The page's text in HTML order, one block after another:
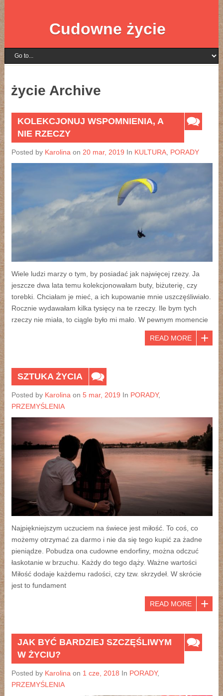
Cudowne życie
życie Archive
KOLEKCJONUJ WSPOMNIENIA, A
NIE RZECZY
Posted by Karolina on 20 mar, 2019 In KULTURA, PORADY
Wiele ludzi marzy o tym, by posiadać jak najwięcej rzezy. Ja
jeszcze dwa lata temu kolekcjonowałam buty, biżuterię, czy
torebki. Chciałam je mieć, a ich kupowanie mnie uszczęśliwiało.
Rocznie wydawałam kilka tysięcy na te rzeczy. Ile bym tych
rzeczy nie miała, to ciągle było mi mało. W pewnym momencie
READ MORE
SZTUKA ŻYCIA
Posted by Karolina on 5 mar, 2019 In PORADY,
PRZEMYŚLENIA
Najpiękniejszym uczuciem na świece jest miłość. To coś, co
możemy otrzymać za darmo i nie da się tego kupić za żadne
pieniądze. Pobudza ona cudowne endorfiny, można odczuć
łaskotanie w brzuchu. Każdy do tego dąży. Ważne wartości
Miłość dodaje każdemu radości, czy tzw. skrzydeł. W skrócie
jest to fundament
READ MORE
JAK BYĆ BARDZIEJ SZCZĘŚLIWYM
W ŻYCIU?
Posted by Karolina on 1 cze, 2018 In PORADY,
PRZEMYŚLENIA